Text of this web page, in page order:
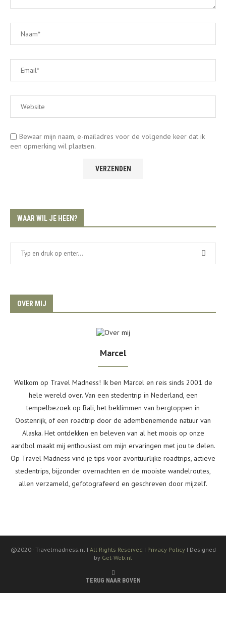
Bewaar mijn naam, e-mailadres voor de volgende keer dat ik
een opmerking wil plaatsen.
WAAR WIL JE HEEN?
OVER MIJ
Marcel
Welkom op Travel Madness! Ik ben Marcel en reis sinds 2001 de
hele wereld over. Van een stedentrip in Nederland, een
tempelbezoek op Bali, het beklimmen van bergtoppen in
Oostenrijk, of een roadtrip door de adembenemende natuur van
Alaska. Het ontdekken en beleven van al het moois op onze
aardbol maakt mij enthousiast om mijn ervaringen met jou te delen.
Op Travel Madness vind je tips voor avontuurlijke roadtrips, actieve
stedentrips, bijzonder overnachten en de mooiste wandelroutes,
allen verzameld, gefotografeerd en geschreven door mijzelf.
@2020 -Travelmadness.nl I All Rights Reserved I Privacy Policy I Designed
by Get-Web.nl
TERUG NAAR BOVEN